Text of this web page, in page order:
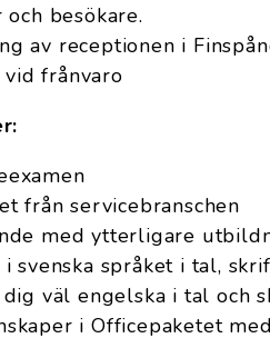
besökare.
av receptionen i
frånvaro
från servicebranschen
med ytterligare
svenska språket i tal,
väl engelska i tal och
i Officepaketet